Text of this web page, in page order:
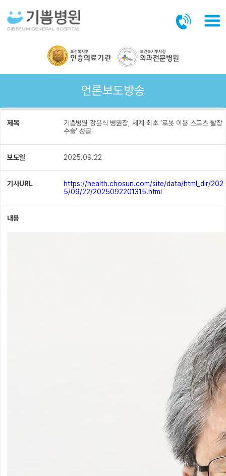
언론보도방송
제목
기쁨병원 강윤식 병원장, 세계 최초 ‘로봇 이용 스포츠 탈장
수술’ 성공
보도일 2025.09.22
기사URL
https://health.chosun.com/site/data/html_dir/202
5/09/22/2025092201315.html
내용